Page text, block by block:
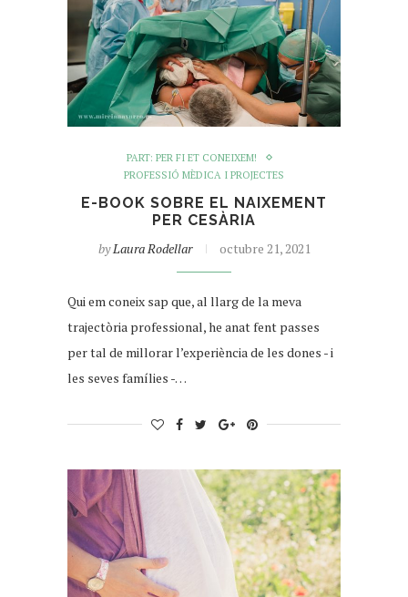
PART: PER FI ET CONEIXEM!
PROFESSIÓ MÈDICA I PROJECTES
E-BOOK SOBRE EL NAIXEMENT
PER CESÀRIA
byLaura Rodellar octubre 21, 2021
Qui em coneix sap que, al llarg de la meva
trajectòria professional, he anat fent passes
per tal de millorar l’experiència de les dones - i
les seves famílies -…